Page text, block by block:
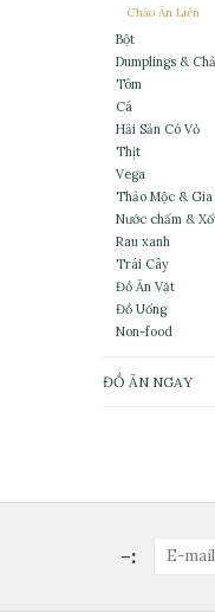
Cháo Ăn Liền
Bột
Dumplings &
Tôm
Cá
Hải Sản Có Vỏ
Thịt
Vega
Thảo Mộc & Gia
Nước chấm &
Rau xanh
Trái Cây
Đồ Ăn Vặt
Đồ Uống
Non-food
ĐỒ ĂN NGAY
-: